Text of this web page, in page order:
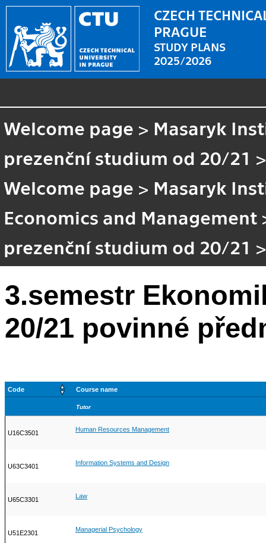
CZECH
PRAGUE
STUDY PLANS
2025/2026
Welcome page > Masaryk
prezenční studium od 20/21
Welcome page > Masaryk
Economics and Management
prezenční studium od 20/21
3.semestr
20/21 povinné
Code Course name
Tutor
U16C3501 Human Resources Management
U63C3401 Information Systems and Design
U65C3301 Law
U51E2301 Managerial Psychology